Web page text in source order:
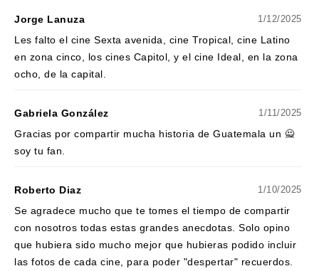
Jorge Lanuza 1/12/2025
Les falto el cine Sexta avenida, cine Tropical, cine Latino
en zona cinco, los cines Capitol, y el cine Ideal, en la zona
ocho, de la capital.
Gabriela González 1/11/2025
Gracias por compartir mucha historia de Guatemala un 🙅
soy tu fan.
Roberto Diaz 1/10/2025
Se agradece mucho que te tomes el tiempo de compartir
con nosotros todas estas grandes anecdotas. Solo opino
que hubiera sido mucho mejor que hubieras podido incluir
las fotos de cada cine, para poder "despertar" recuerdos.